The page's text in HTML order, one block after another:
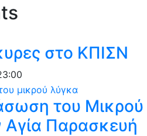
στο ΚΠΙΣΝ
του Μικρού
Παρασκευή